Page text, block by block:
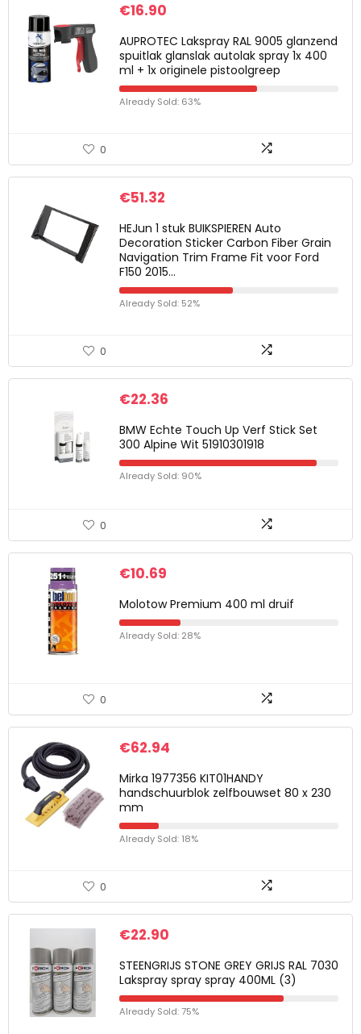
€16.90
AUPROTEC Lakspray RAL 9005 glanzend
spuitlak glanslak autolak spray 1x 400
ml + 1x originele pistoolgreep
Already Sold: 63%
0
€51.32
HEJun 1 stuk BUIKSPIEREN Auto
Decoration Sticker Carbon Fiber Grain
Navigation Trim Frame Fit voor Ford
F150 2015…
Already Sold: 52%
0
€22.36
BMW Echte Touch Up Verf Stick Set
300 Alpine Wit 51910301918
Already Sold: 90%
0
€10.69
Molotow Premium 400 ml druif
Already Sold: 28%
0
€62.94
Mirka 1977356 KIT01HANDY
handschuurblok zelfbouwset 80 x 230
mm
Already Sold: 18%
0
€22.90
STEENGRIJS STONE GREY GRIJS RAL 7030
Lakspray spray spray 400ML (3)
Already Sold: 75%